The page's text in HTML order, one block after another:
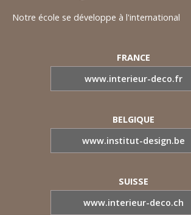
Notre école se développe à l'international
FRANCE
www.interieur-deco.fr
BELGIQUE
www.institut-design.be
SUISSE
www.interieur-deco.ch